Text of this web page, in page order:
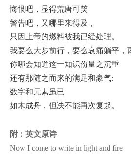
悔恨吧，显得荒唐可笑
警告吧，又哪里来得及，
只因上帝的燃料被我已经处理。
我要么大步前行，要么哀痛躺平，
你哪会知道这一知识份量之沉重
还有那随之而来的满足和豪气:
数字和元素虽已
如木成舟，但决不能再次复起。
附：英文原诗
Now I come to write in light and fire